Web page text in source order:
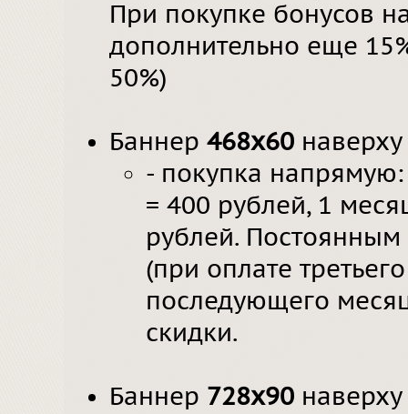
При покупке бонусов
дополнительно еще
50%)
Баннер 468х60
- покупка
= 400 рублей, 1
рублей. Постоянным
(при оплате
последующего
скидки.
Баннер 728х90